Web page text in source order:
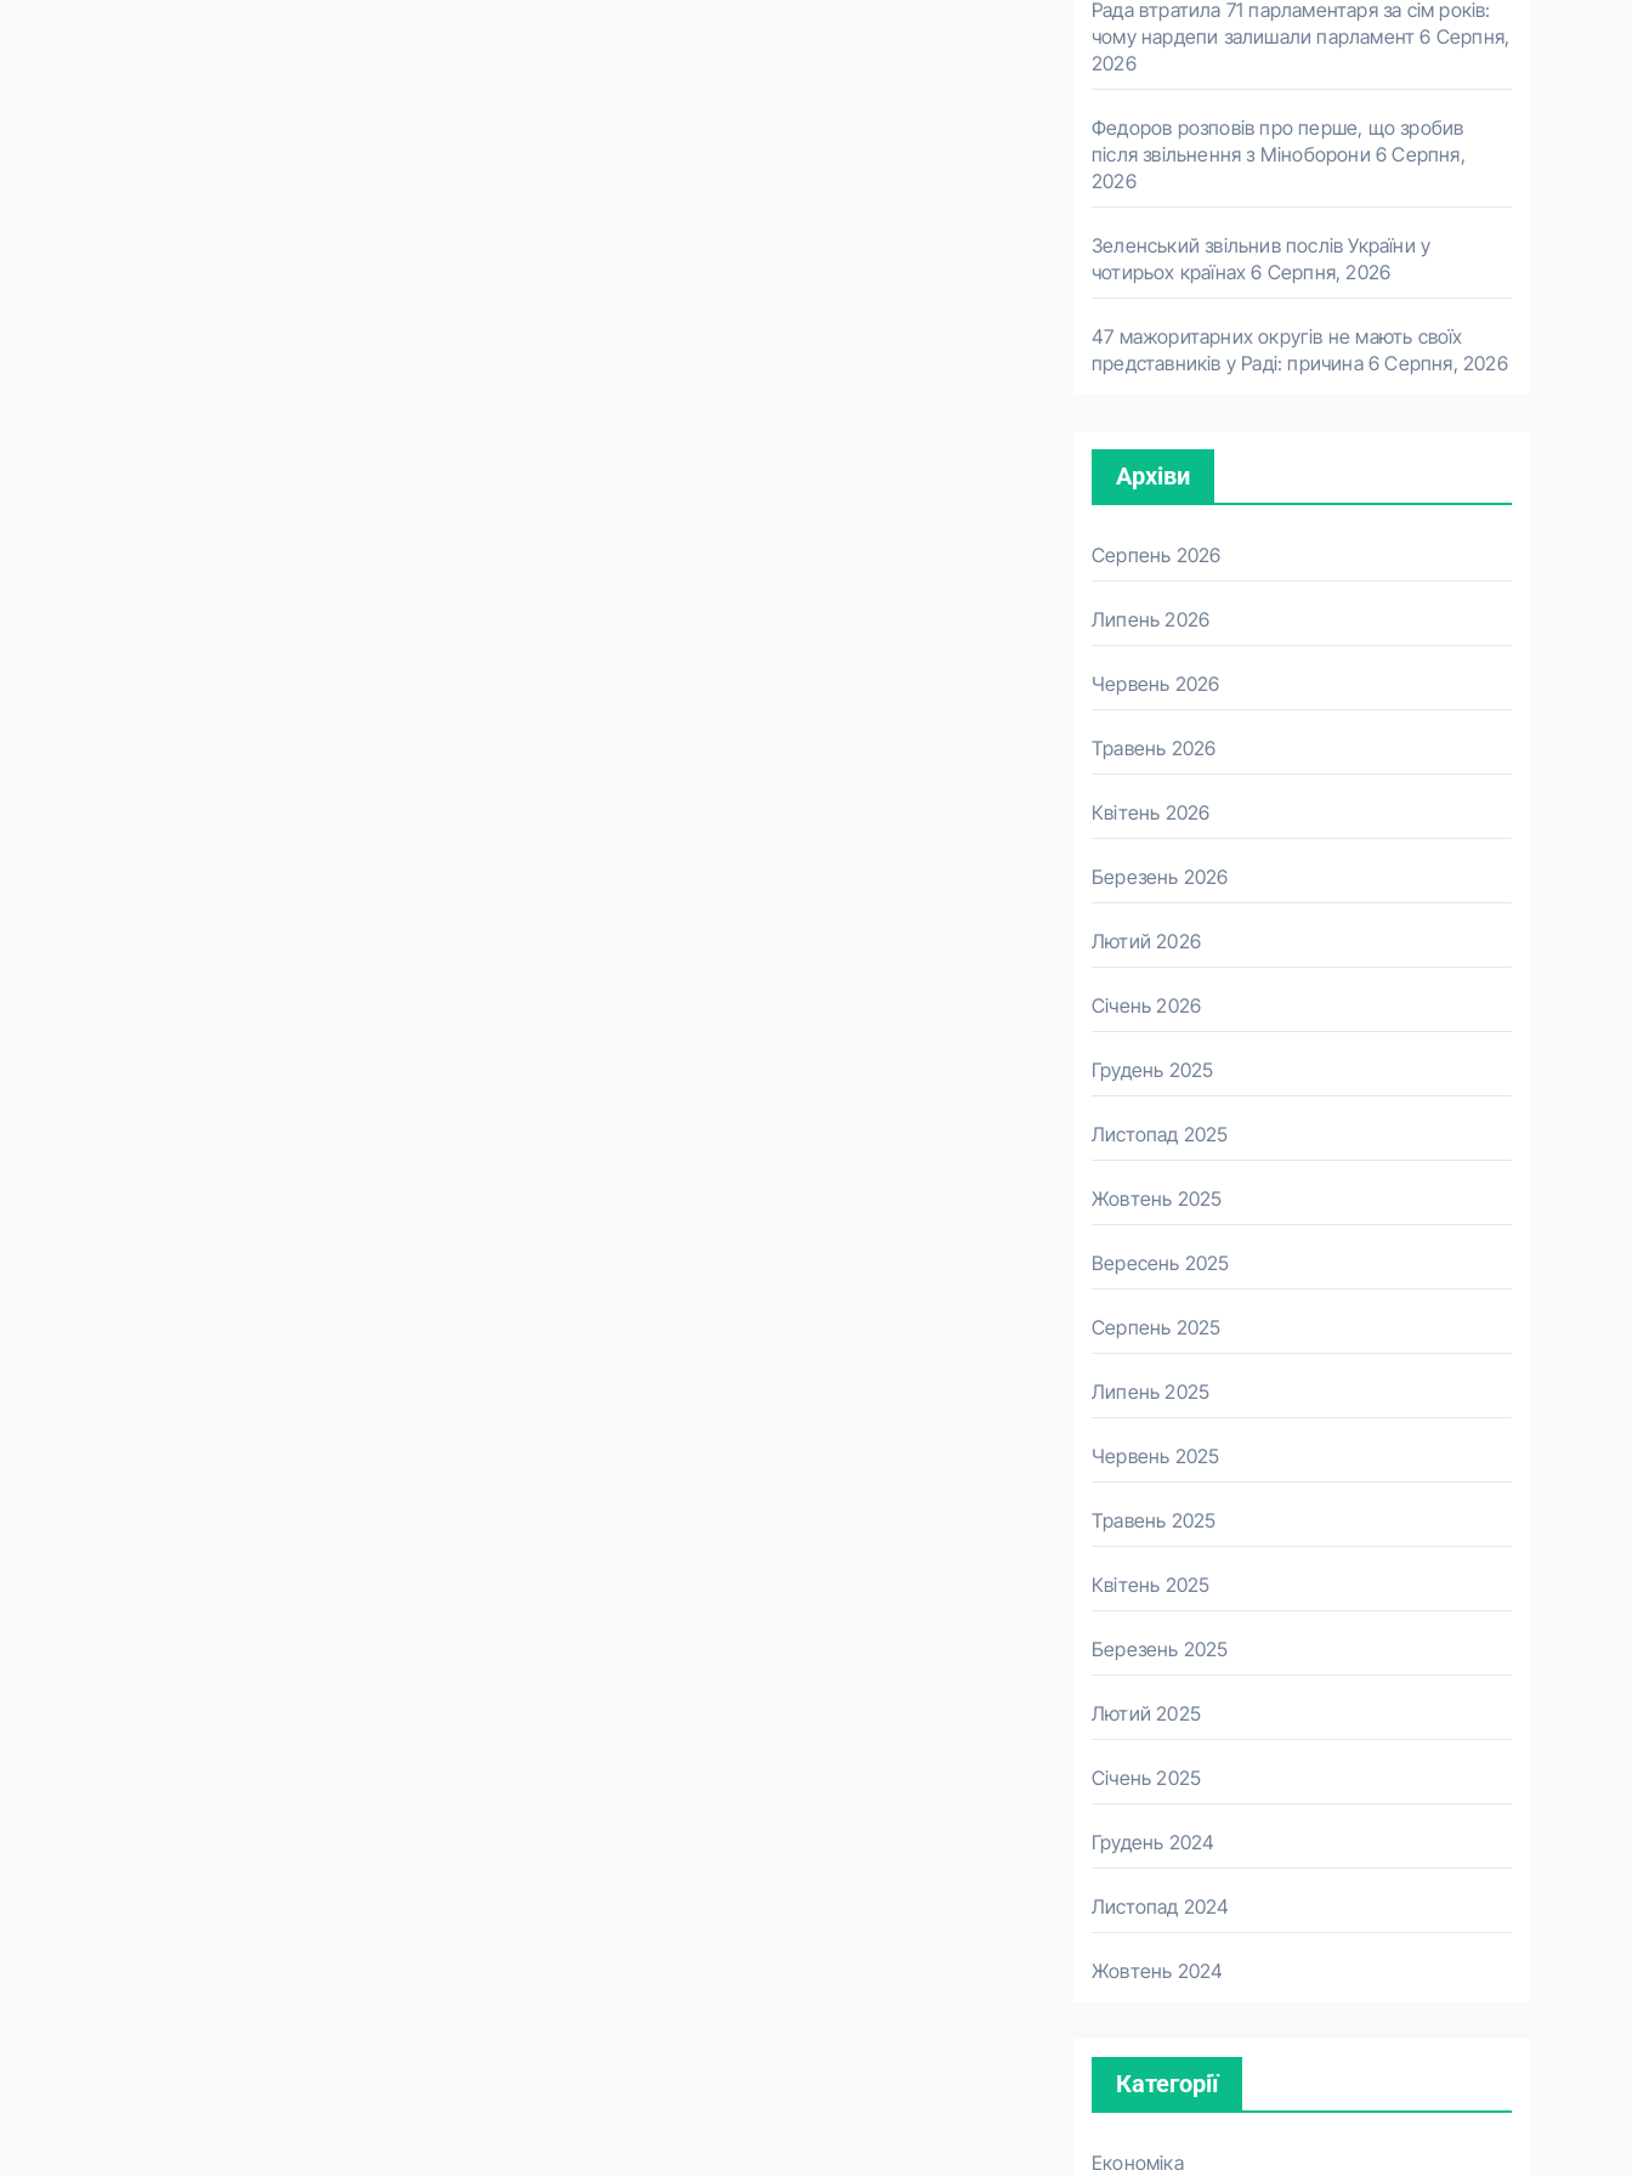
Рада втратила 71 парламентаря за сім років:
чому нардепи залишали парламент 6 Серпня,
2026
Федоров розповів про перше, що зробив
після звільнення з Міноборони 6 Серпня,
2026
Зеленський звільнив послів України у
чотирьох країнах 6 Серпня, 2026
47 мажоритарних округів не мають своїх
представників у Раді: причина 6 Серпня, 2026
Архіви
Серпень 2026
Липень 2026
Червень 2026
Травень 2026
Квітень 2026
Березень 2026
Лютий 2026
Січень 2026
Грудень 2025
Листопад 2025
Жовтень 2025
Вересень 2025
Серпень 2025
Липень 2025
Червень 2025
Травень 2025
Квітень 2025
Березень 2025
Лютий 2025
Січень 2025
Грудень 2024
Листопад 2024
Жовтень 2024
Категорії
Економіка